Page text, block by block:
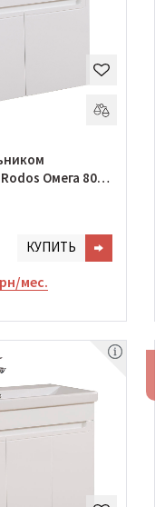
Омега 80
КУПИТЬ
мес.